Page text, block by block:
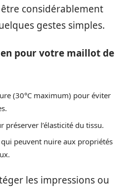
considérablement
gestes simples.
pour votre maillot de
(30°C maximum) pour éviter
préserver l’élasticité du tissu.
peuvent nuire aux propriétés
les impressions ou